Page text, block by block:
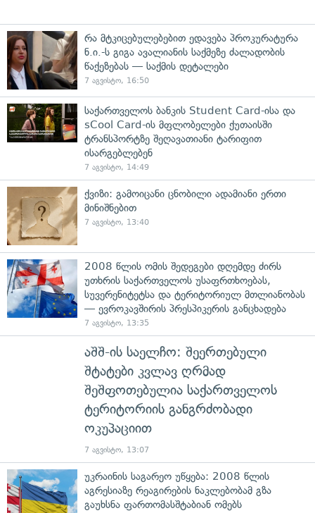
რა მტკიცებულებებით ედავება პროკურატურა
ნ.ი.-ს გიგა ავალიანის საქმეზე ძალადობის
წაქეზებას — საქმის დეტალები
7 აგვისტო, 16:50
საქართველოს ბანკის Student Card-ისა და
sCool Card-ის მფლობელები ქუთაისში
ტრანსპორტზე შეღავათიანი ტარიფით
ისარგებლებენ
7 აგვისტო, 14:49
ქვიზი: გამოიცანი ცნობილი ადამიანი ერთი
მინიშნებით
7 აგვისტო, 13:40
2008 წლის ომის შედეგები დღემდე ძირს
უთხრის საქართველოს უსაფრთხოებას,
სუვერენიტეტსა და ტერიტორიულ მთლიანობას
— ევროკავშირის პრესპიკერის განცხადება
7 აგვისტო, 13:35
აშშ-ის საელჩო: შეერთებული
შტატები კვლავ ღრმად
შეშფოთებულია საქართველოს
ტერიტორიის განგრძობადი
ოკუპაციით
7 აგვისტო, 13:07
უკრაინის საგარეო უწყება: 2008 წლის
აგრესიაზე რეაგირების ნაკლებობამ გზა
გაუხსნა ფართომასშტაბიან ომებს